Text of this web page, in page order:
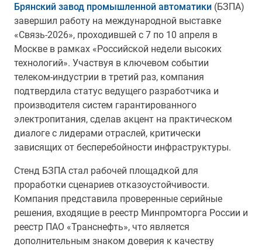
Брянский завод промышленной автоматики (БЗПА)
завершил работу на международной выставке
«Связь-2026», проходившей с 7 по 10 апреля в
Москве в рамках «Российской недели высоких
технологий». Участвуя в ключевом событии
телеком-индустрии в третий раз, компания
подтвердила статус ведущего разработчика и
производителя систем гарантированного
электропитания, сделав акцент на практическом
диалоге с лидерами отраслей, критически
зависящих от бесперебойности инфраструктуры.
Стенд БЗПА стал рабочей площадкой для
проработки сценариев отказоустойчивости.
Компания представила проверенные серийные
решения, входящие в реестр Минпромторга России и
реестр ПАО «Транснефть», что является
дополнительным знаком доверия к качеству